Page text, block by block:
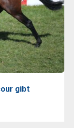
gibt